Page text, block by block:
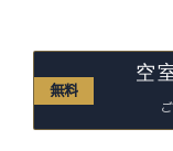
無料
空